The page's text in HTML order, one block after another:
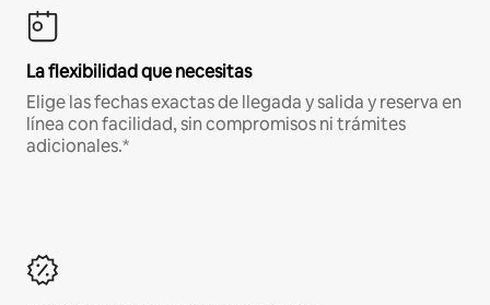
La flexibilidad que necesitas
Elige las fechas exactas de llegada y salida y reserva en
línea con facilidad, sin compromisos ni trámites
adicionales.*